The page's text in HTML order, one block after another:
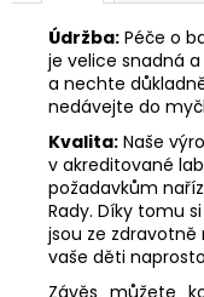
Údržba: Péče o
je velice snadná
a nechte
nedávejte do
Kvalita: Naše
v akreditované
požadavkům
Rady. Díky tomu
jsou ze
vaše děti